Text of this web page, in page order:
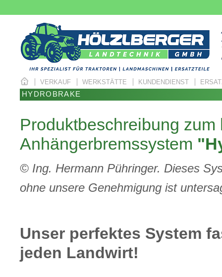
VERKAUF WERKSTÄTTE KUNDENDIENST
HYDROBRAKE
Produktbeschreibung
Anhängerbremssystem
© Ing. Hermann Pühringer. Dieses
ohne unsere Genehmigung ist
Unser perfektes System
jeden Landwirt!